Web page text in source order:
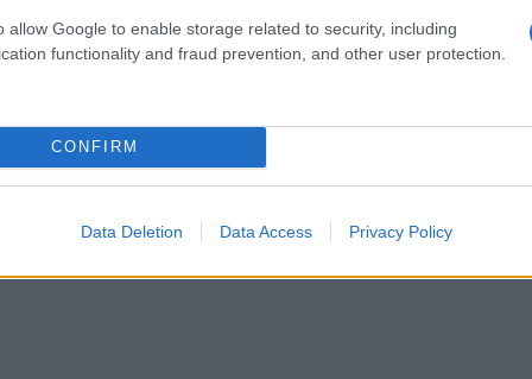
allow Google to enable storage related to security, including
functionality and fraud prevention, and other user protection.
CONFIRM
Data Deletion Data Access Privacy Policy
nella sezione
Eventi Golfo Aranci Eventi Olbia
Eventi Sardegna